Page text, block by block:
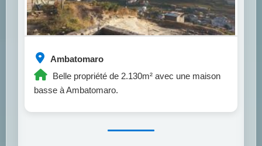
Ambatomaro
Belle propriété de 2.130m² avec une maison
basse à Ambatomaro.